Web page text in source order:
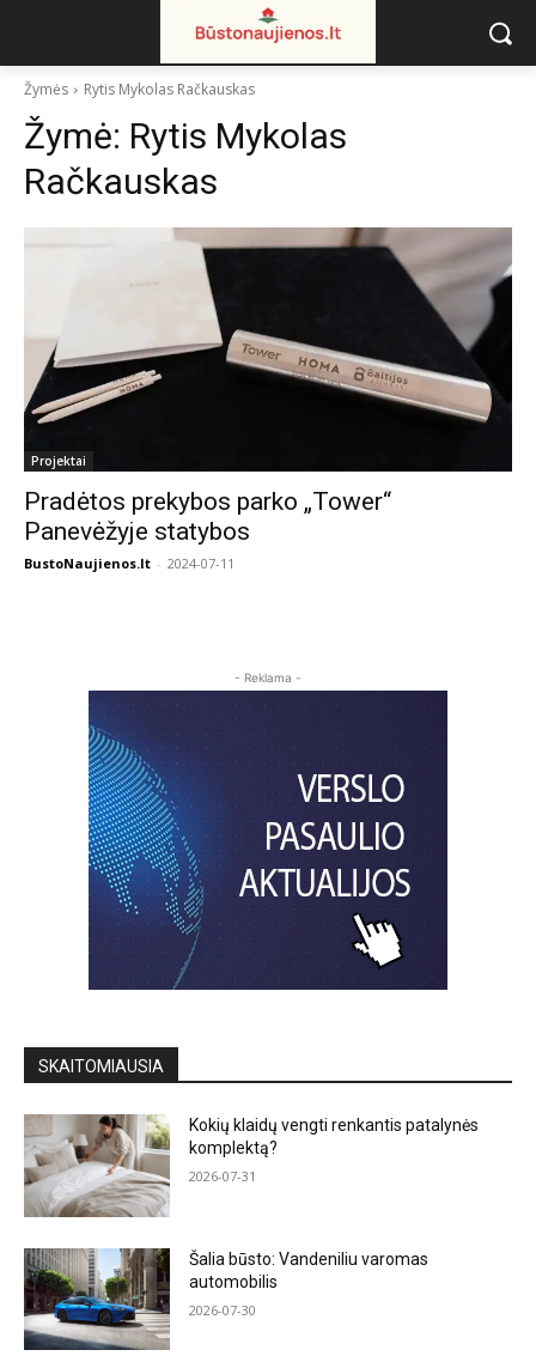
Žymės Rytis Mykolas Račkauskas
Žymė: Rytis Mykolas
Račkauskas
Projektai
Pradėtos prekybos parko „Tower“
Panevėžyje statybos
BustoNaujienos.lt - 2024-07-11
- Reklama -
SKAITOMIAUSIA
Kokių klaidų vengti renkantis patalynės
komplektą?
2026-07-31
Šalia būsto: Vandeniliu varomas
automobilis
2026-07-30